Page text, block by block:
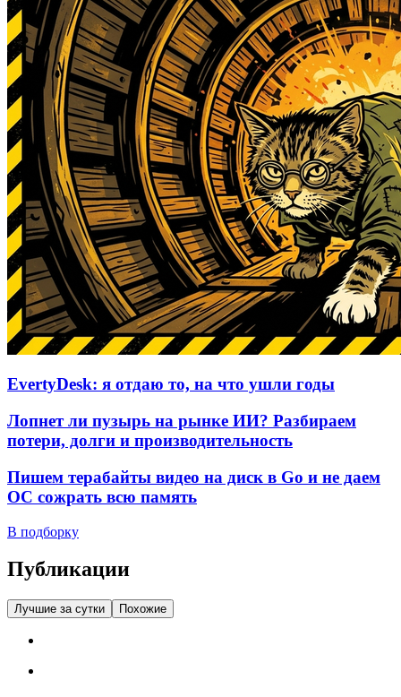
EvertyDesk: я отдаю то, на что ушли годы
Лопнет ли пузырь на рынке ИИ? Разбираем
потери, долги и производительность
Пишем терабайты видео на диск в Go и не даем
ОС сожрать всю память
В подборку
Публикации
Лучшие за сутки Похожие